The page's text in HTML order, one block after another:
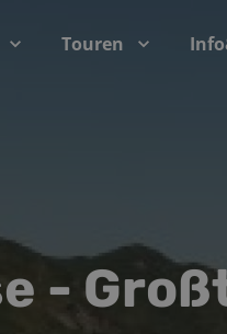
Touren
-